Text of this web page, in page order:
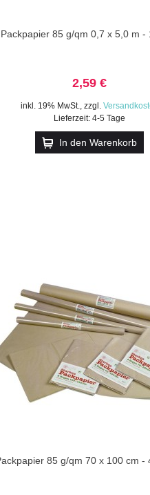
Packpapier 85 g/qm 0,7 x 5,0 m -
2,59 €
inkl. 19% MwSt., zzgl.
Lieferzeit: 4-5 Tage
In den Warenkorb
85 g/qm 70 x 100 cm -